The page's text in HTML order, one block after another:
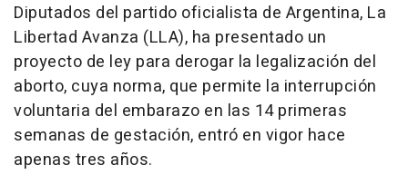
Diputados del partido oficialista de Argentina, La
Libertad Avanza (LLA), ha presentado un
proyecto de ley para derogar la legalización del
aborto, cuya norma, que permite la interrupción
voluntaria del embarazo en las 14 primeras
semanas de gestación, entró en vigor hace
apenas tres años.